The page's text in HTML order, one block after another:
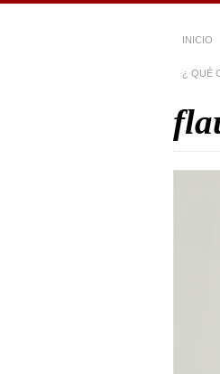
INICIO
¿ QUÉ